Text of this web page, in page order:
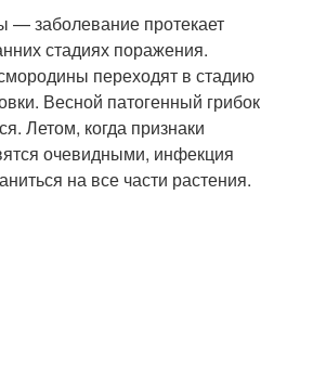
— заболевание протекает
стадиях поражения.
переходят в стадию
Весной патогенный грибок
Летом, когда признаки
очевидными, инфекция
на все части растения.